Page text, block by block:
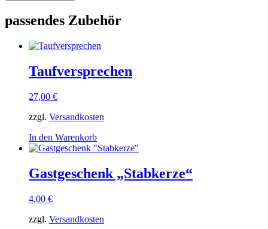
passendes Zubehör
Taufversprechen
27,00 €
zzgl. Versandkosten
In den Warenkorb
Gastgeschenk „Stabkerze“
4,00 €
zzgl. Versandkosten